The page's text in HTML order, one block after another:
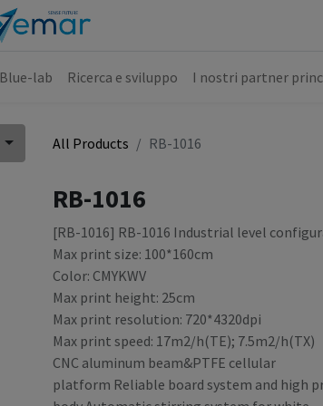
Blue-lab Ricerca e sviluppo I nostri partner
All Products RB-1016
RB-1016
[RB-1016] RB-1016 Industrial level
Max print size: 100*160cm
Color: CMYKWV
Max print height: 25cm
Max print resolution: 720*4320dpi
Max print speed: 17m2/h(TE); 7.5m2/h(TX)
CNC aluminum beam&PTFE cellular
platform Reliable board system and high